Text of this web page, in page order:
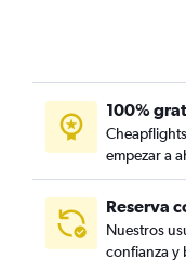
100%
empezar a
Reserva
Nuestros
confianza y